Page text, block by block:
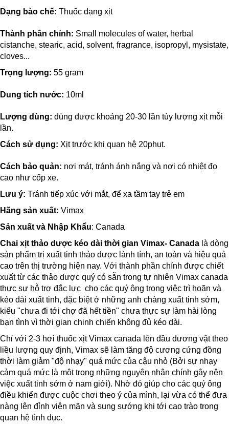
Dạng bào chế: Thuốc dạng xịt
Thành phần chính: Small molecules of water, herbal
cistanche, stearic, acid, solvent, fragrance, isopropyl, mysistate,
cloves...
Trọng lượng: 55 gram
Dung tích nước: 10ml
Lượng dùng: dùng được khoảng 20-30 lần tùy lượng xịt mỗi
lần.
Cách sử dụng: Xịt trước khi quan hệ 20phut.
Cách bảo quản: nơi mát, tránh ánh nắng và nơi có nhiệt đọ
cao như cốp xe.
Lưu ý: Tránh tiếp xúc với mắt, để xa tầm tay trẻ em
Hãng sản xuất: Vimax
Sản xuất và Nhập Khẩu: Canada
Chai xịt thảo dược kéo dài thời gian Vimax- Canada là dòng
sản phẩm trị xuất tinh thảo dược lành tính, an toàn và hiệu quả
cao trên thị trường hiện nay. Với thành phần chính được chiết
xuất từ các thảo dược quý có sẵn trong tự nhiên Vimax canada
thực sự hỗ trợ đắc lực cho các quý ông trong việc trì hoãn và
kéo dài xuất tinh, đặc biệt ở những anh chàng xuất tinh sớm,
kiểu "chưa đi tới chợ đã hết tiền" chưa thực sự làm hài lòng
bạn tình vì thời gian chinh chiến không đủ kéo dài.
Chỉ với 2-3 hơi thuốc xịt Vimax canada lên đầu dương vật theo
liều lượng quy định, Vimax sẽ làm tăng độ cương cứng đồng
thời làm giảm "độ nhạy" quá mức của cậu nhỏ (Bởi sự nhạy
cảm quá mức là một trong những nguyên nhân chính gây nên
việc xuất tinh sớm ở nam giới). Nhờ đó giúp cho các quý ông
điều khiển được cuộc chơi theo ý của mình, lại vừa có thể đưa
nàng lên đỉnh viên mãn và sung sướng khi tới cao trào trong
quan hệ tình dục.